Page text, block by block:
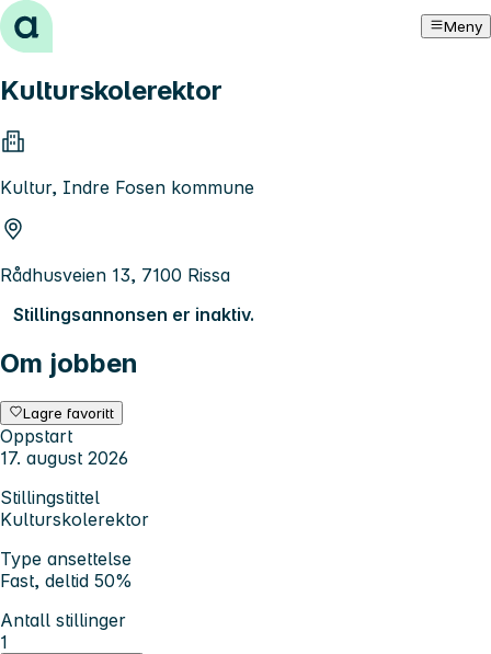
Hopp til innhold Meny
Kulturskolerektor
Kultur, Indre Fosen kommune
Rådhusveien 13, 7100 Rissa
Stillingsannonsen er inaktiv.
Om jobben
Lagre favoritt
Oppstart
17. august 2026
Stillingstittel
Kulturskolerektor
Type ansettelse
Fast, deltid 50%
Antall stillinger
1